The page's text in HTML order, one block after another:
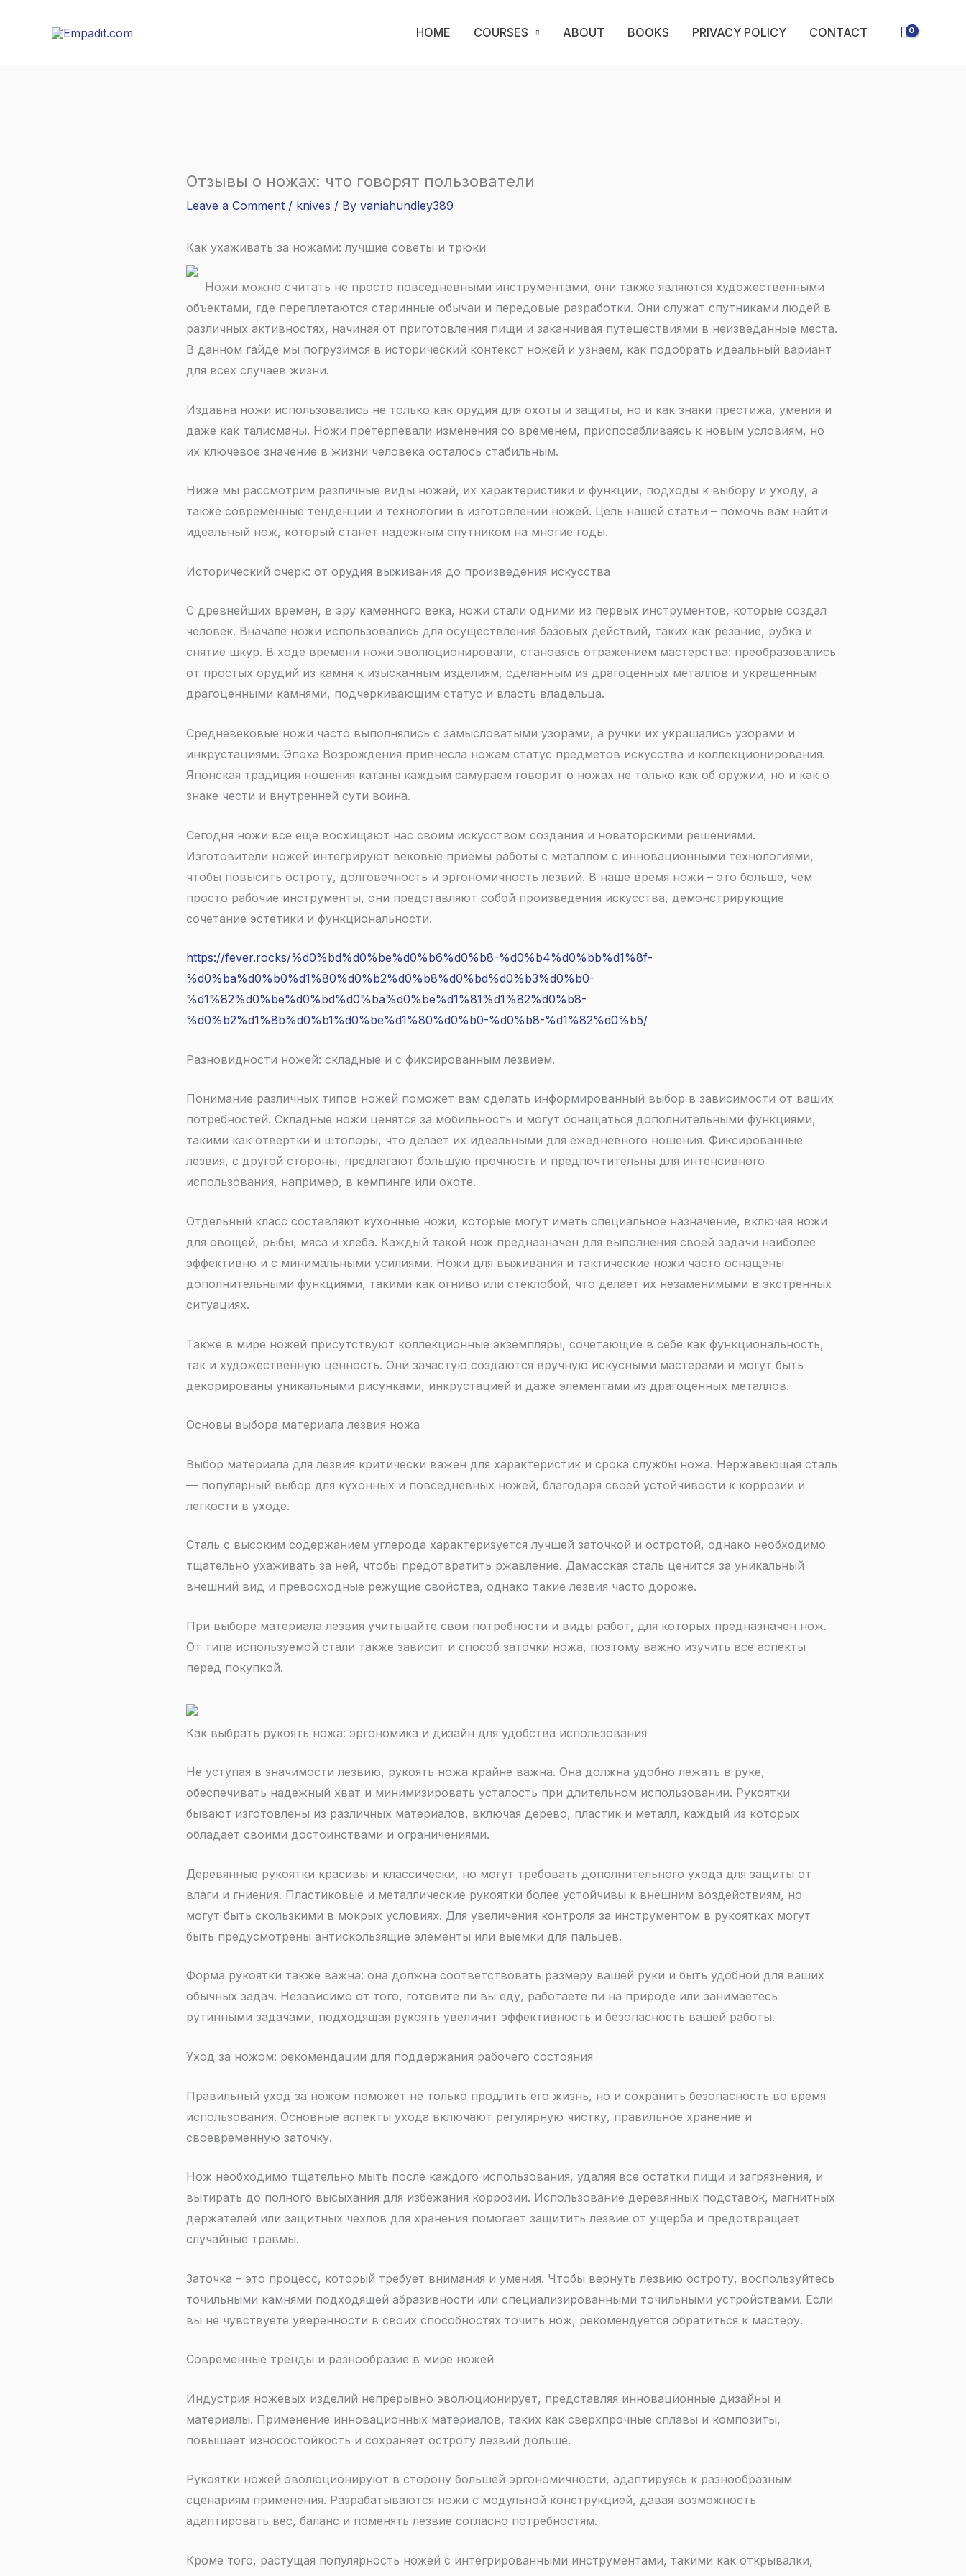
HOME COURSES ABOUT BOOKS PRIVACY POLICY CONTACT
Отзывы о ножах: что говорят пользователи
Leave a Comment / knives / By vaniahundley389
Как ухаживать за ножами: лучшие советы и трюки
Ножи можно считать не просто повседневными инструментами, они также являются художественными
объектами, где переплетаются старинные обычаи и передовые разработки. Они служат спутниками людей в
различных активностях, начиная от приготовления пищи и заканчивая путешествиями в неизведанные места.
В данном гайде мы погрузимся в исторический контекст ножей и узнаем, как подобрать идеальный вариант
для всех случаев жизни.
Издавна ножи использовались не только как орудия для охоты и защиты, но и как знаки престижа, умения и
даже как талисманы. Ножи претерпевали изменения со временем, приспосабливаясь к новым условиям, но
их ключевое значение в жизни человека осталось стабильным.
Ниже мы рассмотрим различные виды ножей, их характеристики и функции, подходы к выбору и уходу, а
также современные тенденции и технологии в изготовлении ножей. Цель нашей статьи – помочь вам найти
идеальный нож, который станет надежным спутником на многие годы.
Исторический очерк: от орудия выживания до произведения искусства
С древнейших времен, в эру каменного века, ножи стали одними из первых инструментов, которые создал
человек. Вначале ножи использовались для осуществления базовых действий, таких как резание, рубка и
снятие шкур. В ходе времени ножи эволюционировали, становясь отражением мастерства: преобразовались
от простых орудий из камня к изысканным изделиям, сделанным из драгоценных металлов и украшенным
драгоценными камнями, подчеркивающим статус и власть владельца.
Средневековые ножи часто выполнялись с замысловатыми узорами, а ручки их украшались узорами и
инкрустациями. Эпоха Возрождения привнесла ножам статус предметов искусства и коллекционирования.
Японская традиция ношения катаны каждым самураем говорит о ножах не только как об оружии, но и как о
знаке чести и внутренней сути воина.
Сегодня ножи все еще восхищают нас своим искусством создания и новаторскими решениями.
Изготовители ножей интегрируют вековые приемы работы с металлом с инновационными технологиями,
чтобы повысить остроту, долговечность и эргономичность лезвий. В наше время ножи – это больше, чем
просто рабочие инструменты, они представляют собой произведения искусства, демонстрирующие
сочетание эстетики и функциональности.
https://fever.rocks/%d0%bd%d0%be%d0%b6%d0%b8-%d0%b4%d0%bb%d1%8f-
%d0%ba%d0%b0%d1%80%d0%b2%d0%b8%d0%bd%d0%b3%d0%b0-
%d1%82%d0%be%d0%bd%d0%ba%d0%be%d1%81%d1%82%d0%b8-
%d0%b2%d1%8b%d0%b1%d0%be%d1%80%d0%b0-%d0%b8-%d1%82%d0%b5/
Разновидности ножей: складные и с фиксированным лезвием.
Понимание различных типов ножей поможет вам сделать информированный выбор в зависимости от ваших
потребностей. Складные ножи ценятся за мобильность и могут оснащаться дополнительными функциями,
такими как отвертки и штопоры, что делает их идеальными для ежедневного ношения. Фиксированные
лезвия, с другой стороны, предлагают большую прочность и предпочтительны для интенсивного
использования, например, в кемпинге или охоте.
Отдельный класс составляют кухонные ножи, которые могут иметь специальное назначение, включая ножи
для овощей, рыбы, мяса и хлеба. Каждый такой нож предназначен для выполнения своей задачи наиболее
эффективно и с минимальными усилиями. Ножи для выживания и тактические ножи часто оснащены
дополнительными функциями, такими как огниво или стеклобой, что делает их незаменимыми в экстренных
ситуациях.
Также в мире ножей присутствуют коллекционные экземпляры, сочетающие в себе как функциональность,
так и художественную ценность. Они зачастую создаются вручную искусными мастерами и могут быть
декорированы уникальными рисунками, инкрустацией и даже элементами из драгоценных металлов.
Основы выбора материала лезвия ножа
Выбор материала для лезвия критически важен для характеристик и срока службы ножа. Нержавеющая сталь
— популярный выбор для кухонных и повседневных ножей, благодаря своей устойчивости к коррозии и
легкости в уходе.
Сталь с высоким содержанием углерода характеризуется лучшей заточкой и остротой, однако необходимо
тщательно ухаживать за ней, чтобы предотвратить ржавление. Дамасская сталь ценится за уникальный
внешний вид и превосходные режущие свойства, однако такие лезвия часто дороже.
При выборе материала лезвия учитывайте свои потребности и виды работ, для которых предназначен нож.
От типа используемой стали также зависит и способ заточки ножа, поэтому важно изучить все аспекты
перед покупкой.
Как выбрать рукоять ножа: эргономика и дизайн для удобства использования
Не уступая в значимости лезвию, рукоять ножа крайне важна. Она должна удобно лежать в руке,
обеспечивать надежный хват и минимизировать усталость при длительном использовании. Рукоятки
бывают изготовлены из различных материалов, включая дерево, пластик и металл, каждый из которых
обладает своими достоинствами и ограничениями.
Деревянные рукоятки красивы и классически, но могут требовать дополнительного ухода для защиты от
влаги и гниения. Пластиковые и металлические рукоятки более устойчивы к внешним воздействиям, но
могут быть скользкими в мокрых условиях. Для увеличения контроля за инструментом в рукоятках могут
быть предусмотрены антискользящие элементы или выемки для пальцев.
Форма рукоятки также важна: она должна соответствовать размеру вашей руки и быть удобной для ваших
обычных задач. Независимо от того, готовите ли вы еду, работаете ли на природе или занимаетесь
рутинными задачами, подходящая рукоять увеличит эффективность и безопасность вашей работы.
Уход за ножом: рекомендации для поддержания рабочего состояния
Правильный уход за ножом поможет не только продлить его жизнь, но и сохранить безопасность во время
использования. Основные аспекты ухода включают регулярную чистку, правильное хранение и
своевременную заточку.
Нож необходимо тщательно мыть после каждого использования, удаляя все остатки пищи и загрязнения, и
вытирать до полного высыхания для избежания коррозии. Использование деревянных подставок, магнитных
держателей или защитных чехлов для хранения помогает защитить лезвие от ущерба и предотвращает
случайные травмы.
Заточка – это процесс, который требует внимания и умения. Чтобы вернуть лезвию остроту, воспользуйтесь
точильными камнями подходящей абразивности или специализированными точильными устройствами. Если
вы не чувствуете уверенности в своих способностях точить нож, рекомендуется обратиться к мастеру.
Современные тренды и разнообразие в мире ножей
Индустрия ножевых изделий непрерывно эволюционирует, представляя инновационные дизайны и
материалы. Применение инновационных материалов, таких как сверхпрочные сплавы и композиты,
повышает износостойкость и сохраняет остроту лезвий дольше.
Рукоятки ножей эволюционируют в сторону большей эргономичности, адаптируясь к разнообразным
сценариям применения. Разрабатываются ножи с модульной конструкцией, давая возможность
адаптировать вес, баланс и поменять лезвие согласно потребностям.
Кроме того, растущая популярность ножей с интегрированными инструментами, такими как открывалки,